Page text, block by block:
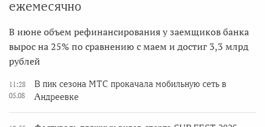
ежемесячно
В июне объем рефинансирования у заемщиков банка
вырос на 25% по сравнению с маем и достиг 3,3 млрд
рублей
11:28
05.08
В пик сезона МТС прокачала мобильную сеть в
Андреевке